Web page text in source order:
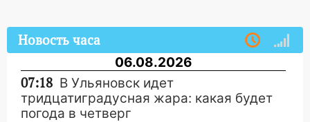
Новость часа
06.08.2026
07:18 В Ульяновск идет
тридцатиградусная жара: какая будет
погода в четверг